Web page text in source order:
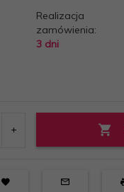
Realizacja
zamówienia:
3 dni